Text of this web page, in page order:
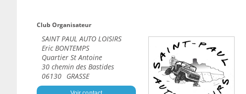
Club Organisateur
SAINT PAUL AUTO LOISIRS
Eric BONTEMPS
Quartier St Antoine
30 chemin des Bastides
06130 GRASSE